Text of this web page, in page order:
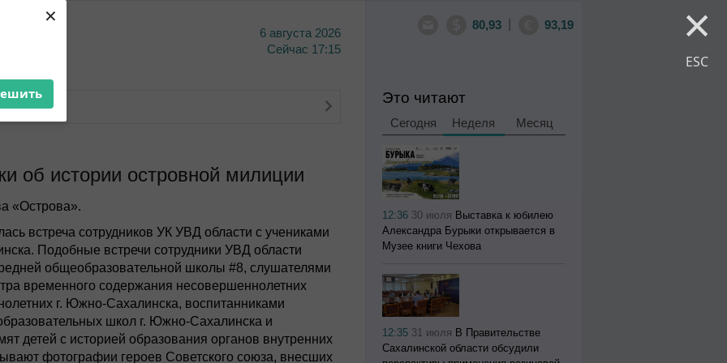
× ×
ESC
6 августа 2026
Сейчас 17:15
80,93 93,19
банкинга
об истории островной милиции
«Острова».
встреча сотрудников УК УВД области с учениками
Подобные встречи сотрудники УВД области
общеобразовательной школы #8, слушателями
временного содержания несовершеннолетних
г. Южно-Сахалинска, воспитанниками
школ г. Южно-Сахалинска и
детей с историей образования органов внутренних
фотографии героев Советского союза, внесших
Это читают
Сегодня Неделя Месяц
12:36 30 июля Выставка к юбилею
Александра Бурыки открывается в
Музее книги Чехова
12:35 31 июля В Правительстве
Сахалинской области обсудили